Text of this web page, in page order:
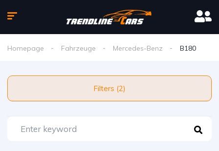
Homepage Fahrzeuge Mercedes-Benz B180
Filters (2)